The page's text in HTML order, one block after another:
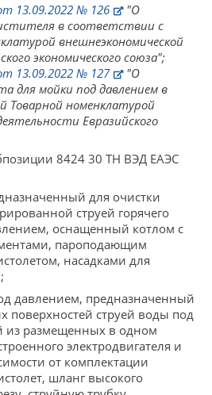
13.09.2022 № 126
"О
в соответствии с
внешнеэкономической
экономического союза";
13.09.2022 № 127
"О
для мойки под давлением в
Товарной номенклатурой
Евразийского
8424 30 ТН ВЭД ЕАЭС
для очистки
струей горячего
оснащенный котлом с
пароподающим
насадками для
давлением, предназначенный
поверхностей струей воды под
из размещенных в одном
электродвигателя и
от комплектации
шланг высокого